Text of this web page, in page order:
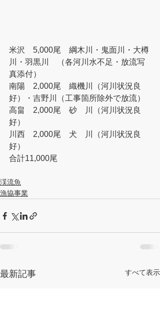
米沢　5,000尾　綱木川・鬼面川・大樽
川・羽黒川　（各河川水不足・放流写
真添付）
南陽　2,000尾　織機川（河川状況良
好）・吉野川（工事箇所除外で放流）
高畠　2,000尾　砂　川（河川状況良
好）
川西　2,000尾　犬　川（河川状況良
好）
合計11,000尾
渓流魚
漁協事業
最新記事 すべて表示